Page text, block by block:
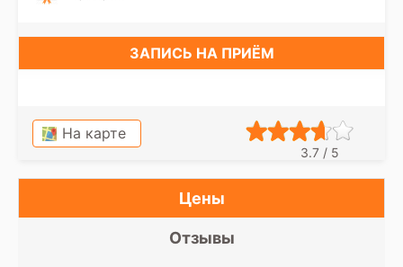
ЗАПИСЬ НА ПРИЁМ
На карте
3.7 / 5
Цены
Отзывы